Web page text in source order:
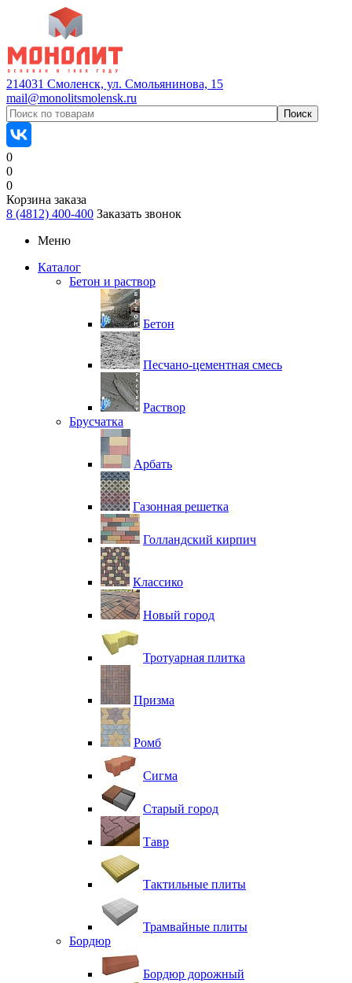
214031 Смоленск, ул. Смольянинова, 15
mail@monolitsmolensk.ru
0
0
0
Корзина заказа
8 (4812) 400-400 Заказать звонок
Меню
Каталог
Бетон и раствор
Бетон
Песчано-цементная смесь
Раствор
Брусчатка
Арбать
Газонная решетка
Голландский кирпич
Классико
Новый город
Тротуарная плитка
Призма
Ромб
Сигма
Старый город
Тавр
Тактильные плиты
Трамвайные плиты
Бордюр
Бордюр дорожный